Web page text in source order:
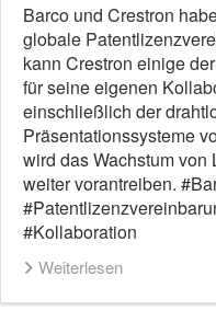
Barco und Crestron
globale
kann Crestron einige
für seine eigenen
einschließlich der
Präsentationssysteme
wird das Wachstum von
weiter vorantreiben.
#Kollaboration
Weiterlesen